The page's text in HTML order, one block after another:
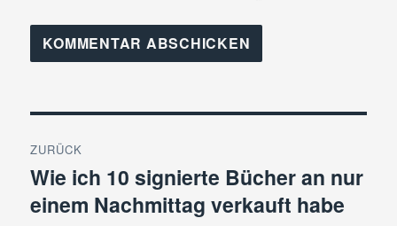
ZURÜCK
Vorheriger
Beitrag:
Wie ich 10 signierte Bücher an nur
einem Nachmittag verkauft habe